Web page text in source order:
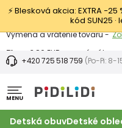
⚡ Blesková akcia: EXTRA
kód SUN25
Výmena a vrátenie tovaru -
Zľava 3,80 EUR na prvý nákup -
+420 725 518 759 (Po-Pi: 8-
MENU
Detská obuvDetské